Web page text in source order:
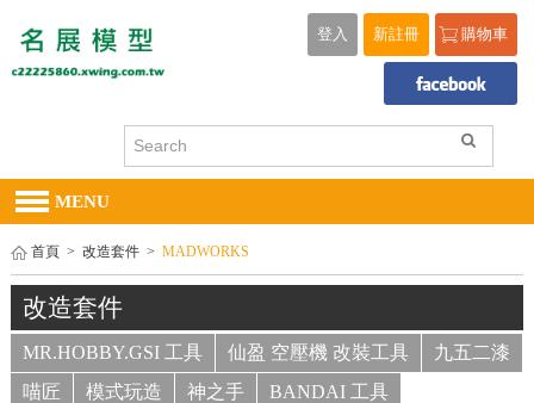
購物車
新註冊
登入
MENU
首頁 > 改造套件 > MADWORKS
改造套件
MR.HOBBY.GSI 工具 仙盈 空壓機 改裝工具
九五二漆
喵匠
模式玩造 神之手
BANDAI 工具